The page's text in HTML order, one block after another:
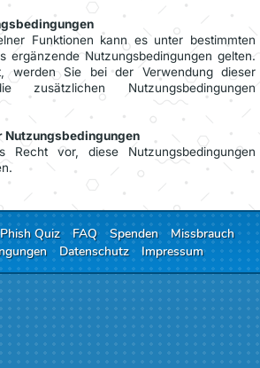
Funktionen kann es unter bestimmten
ergänzende Nutzungsbedingungen gelten.
werden Sie bei der Verwendung dieser
Nutzungsbedingungen
Nutzungsbedingungen
Recht vor, diese Nutzungsbedingungen
Quiz FAQ Spenden
Missbrauch
Datenschutz Impressum